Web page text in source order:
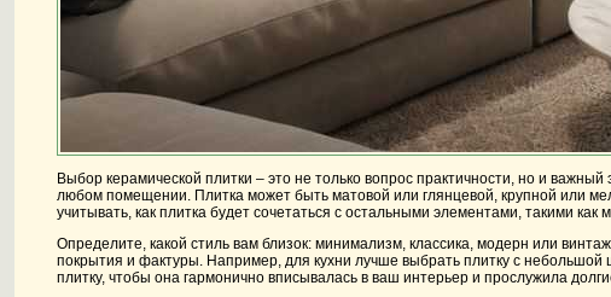
Выбор керамической плитки – это не только вопрос практичности, но и
любом помещении. Плитка может быть матовой или глянцевой, крупной или
учитывать, как плитка будет сочетаться с остальными элементами, такими как
Определите, какой стиль вам близок: минимализм, классика, модерн или
покрытия и фактуры. Например, для кухни лучше выбрать плитку с небольшой
плитку, чтобы она гармонично вписывалась в ваш интерьер и прослужила